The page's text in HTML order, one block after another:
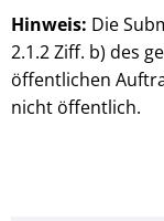
Hinweis: Die
2.1.2 Ziff. b) des
öffentlichen
nicht öffentlich.